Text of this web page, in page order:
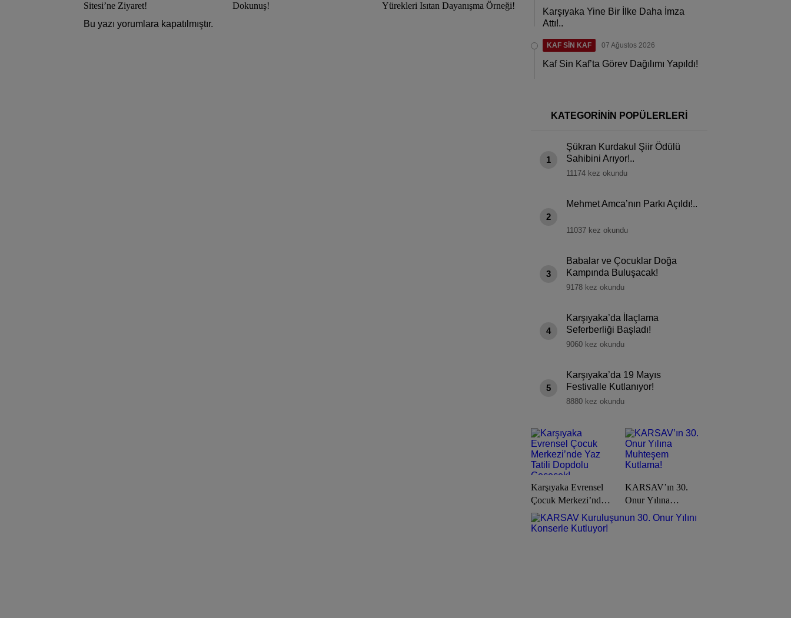
Sitesi’ne Ziyaret!
Dokunuş!
Yürekleri Isıtan Dayanışma Örneği!
Bu yazı yorumlara kapatılmıştır.
Karşıyaka Yine Bir İlke Daha İmza
Attı!..
KAF SİN KAF 07 Ağustos 2026
Kaf Sin Kaf’ta Görev Dağılımı Yapıldı!
KATEGORİNİN POPÜLERLERİ
1
Şükran Kurdakul Şiir Ödülü
Sahibini Arıyor!..
11174 kez okundu
2
Mehmet Amca’nın Parkı Açıldı!..
11037 kez okundu
3
Babalar ve Çocuklar Doğa
Kampında Buluşacak!
9178 kez okundu
4
Karşıyaka’da İlaçlama
Seferberliği Başladı!
9060 kez okundu
5
Karşıyaka’da 19 Mayıs
Festivalle Kutlanıyor!
8880 kez okundu
Karşıyaka Evrensel
Çocuk Merkezi’nde
Yaz Tatili Dopdolu
Geçecek!
KARSAV’ın 30.
Onur Yılına
Muhteşem Kutlama!